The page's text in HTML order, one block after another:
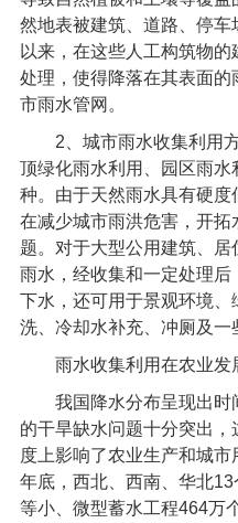
然地表被建筑、道路、停
以来，在这些人工构筑物
处理，使得降落在其表面
市雨水管网。
2 、城市雨水收集利用
顶绿化雨水利用、园区雨
种。由于天然雨水具有硬
在减少城市雨洪危害，开
题。对于大型公用建筑、
雨水，经收集和一定处理
下水，还可用于景观环境
洗、冷却水补充、冲厕及一
雨水收集利用在农业发
我国降水分布呈现出时
的干旱缺水问题十分突出
度上影响了农业生产和城市
年底，西北、西南、华北13
等小、微型蓄水工程464万